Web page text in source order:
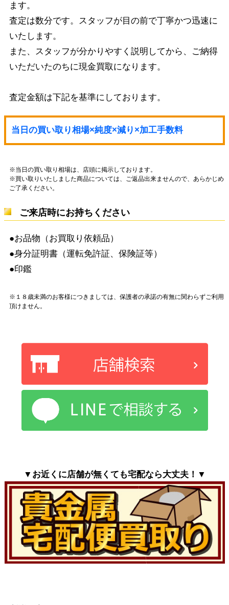
ます。
査定は数分です。スタッフが目の前で丁寧かつ迅速に
いたします。
また、スタッフが分かりやすく説明してから、ご納得
いただいたのちに現金買取になります。
査定金額は下記を基準にしております。
当日の買い取り相場×純度×減り×加工手数料
※当日の買い取り相場は、店頭に掲示しております。
※買い取りいたしました商品については、ご返品出来ませんので、あらかじめ
ご了承ください。
ご来店時にお持ちください
●お品物（お買取り依頼品）
●身分証明書（運転免許証、保険証等）
●印鑑
※１８歳未満のお客様につきましては、保護者の承諾の有無に関わらずご利用
頂けません。
▼お近くに店舗が無くても宅配なら大丈夫！▼